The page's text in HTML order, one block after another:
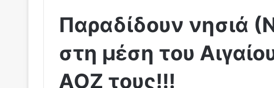
Παραδίδουν νησιά
στη μέση του
ΑΟΖ τους!!!